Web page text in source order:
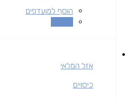
הוסף למועדפים
אזל המלאי
כיסויים